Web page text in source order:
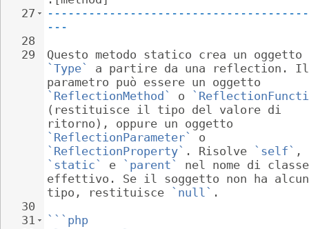
27
28
29
30
31
---
Questo metodo statico crea un oggetto
`Type`
a partire da una reflection.
parametro può essere un oggetto
`ReflectionMethod`
o
(restituisce il tipo del valore di
ritorno), oppure un oggetto
`ReflectionParameter`
o
`ReflectionProperty` . Risolve `self` ,
`static`
e `parent`
nel nome di
effettivo. Se il soggetto non ha
tipo, restituisce
`null` .
```php